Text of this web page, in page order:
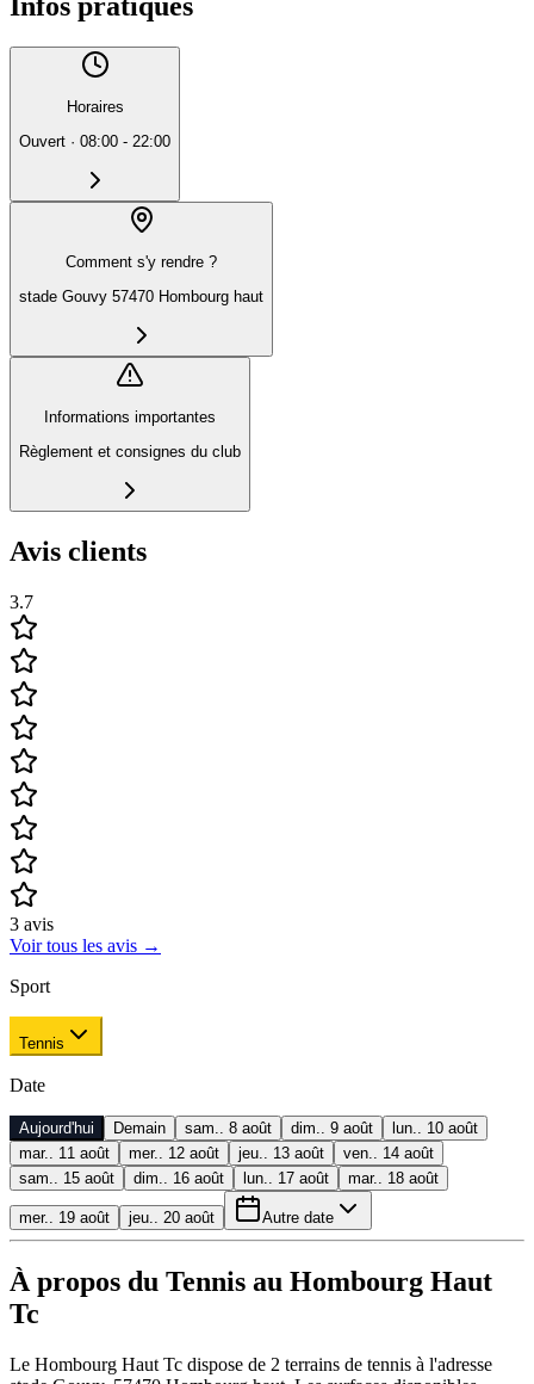
Horaires
Ouvert · 08:00 - 22:00
Comment s'y rendre ?
stade Gouvy 57470 Hombourg haut
Informations importantes
Règlement et consignes du club
Avis clients
3.7
3 avis
Voir tous les avis →
Sport
Tennis
Date
Aujourd'hui Demain sam.. 8 août dim.. 9 août
lun.. 10 août
mar.. 11 août
mer.. 12 août jeu.. 13 août
ven.. 14 août
sam.. 15 août
dim.. 16 août lun.. 17 août mar.. 18 août
mer.. 19 août jeu.. 20 août Autre date
À propos du Tennis au Hombourg Haut
Tc
Le Hombourg Haut Tc dispose de 2 terrains de tennis à l'adresse